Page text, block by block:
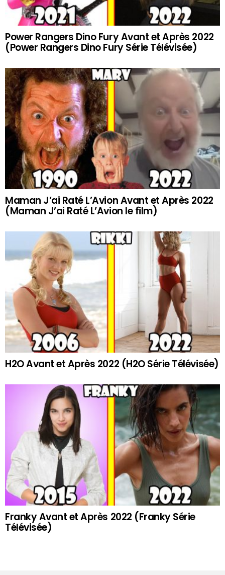
Power Rangers Dino Fury Avant et Après 2022
(Power Rangers Dino Fury Série Télévisée)
Maman J’ai Raté L’Avion Avant et Après 2022
(Maman J’ai Raté L’Avion le film)
H2O Avant et Après 2022 (H2O Série Télévisée)
Franky Avant et Après 2022 (Franky Série
Télévisée)